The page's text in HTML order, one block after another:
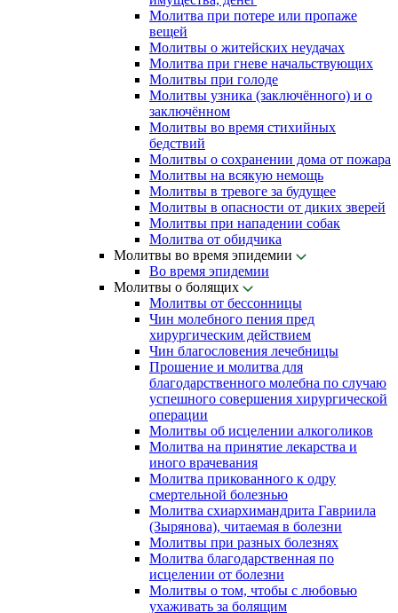
Молитва при потере или пропаже
вещей
Молитвы о житейских неудачах
Молитва при гневе начальствующих
Молитвы при голоде
Молитвы узника (заключённого) и о
заключённом
Молитвы во время стихийных
бедствий
Молитвы о сохранении дома от пожара
Молитвы на всякую немощь
Молитвы в тревоге за будущее
Молитвы в опасности от диких зверей
Молитвы при нападении собак
Молитва от обидчика
Молитвы во время эпидемии
Во время эпидемии
Молитвы о болящих
Молитвы от бессонницы
Чин молебного пения пред
хирургическим действием
Чин благословения лечебницы
Прошение и молитва для
благодарственного молебна по случаю
успешного совершения хирургической
операции
Молитвы об исцелении алкоголиков
Молитва на принятие лекарства и
иного врачевания
Молитва прикованного к одру
смертельной болезнью
Молитва схиархимандрита Гавриила
(Зырянова), читаемая в болезни
Молитвы при разных болезнях
Молитва благодарственная по
исцелении от болезни
Молитвы о том, чтобы с любовью
ухаживать за болящим